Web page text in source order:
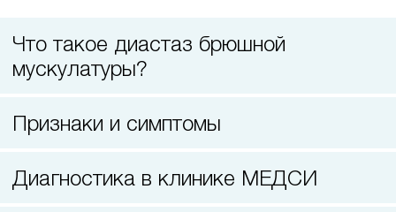
Удаление родинок и папиллом
Приём врача-стоматолога
Лазерная коррекция зрения
Что такое диастаз брюшной
мускулатуры?
Признаки и симптомы
Диагностика в клинике МЕДСИ